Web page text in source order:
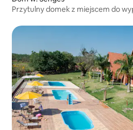
Przytulny domek z miejscem do